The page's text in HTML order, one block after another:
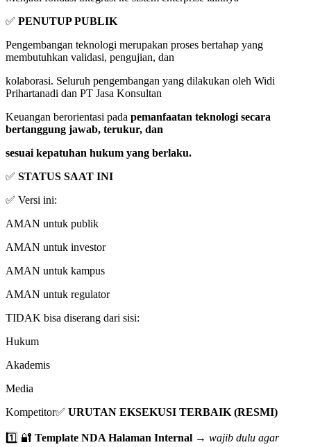
✅ PENUTUP PUBLIK
Pengembangan teknologi merupakan proses bertahap yang
membutuhkan validasi, pengujian, dan
kolaborasi. Seluruh pengembangan yang dilakukan oleh Widi
Prihartanadi dan PT Jasa Konsultan
Keuangan berorientasi pada pemanfaatan teknologi secara
bertanggung jawab, terukur, dan
sesuai kepatuhan hukum yang berlaku.
✅ STATUS SAAT INI
✅ Versi ini:
AMAN untuk publik
AMAN untuk investor
AMAN untuk kampus
AMAN untuk regulator
TIDAK bisa diserang dari sisi:
Hukum
Akademis
Media
Kompetitor✅ URUTAN EKSEKUSI TERBAIK (RESMI)
1️⃣ 🔐 Template NDA Halaman Internal → wajib dulu agar